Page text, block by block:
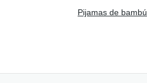
Pijamas de bambú